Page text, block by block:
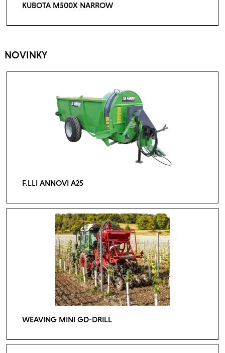
KUBOTA M500X NARROW
NOVINKY
F.LLI ANNOVI A25
WEAVING MINI GD-DRILL